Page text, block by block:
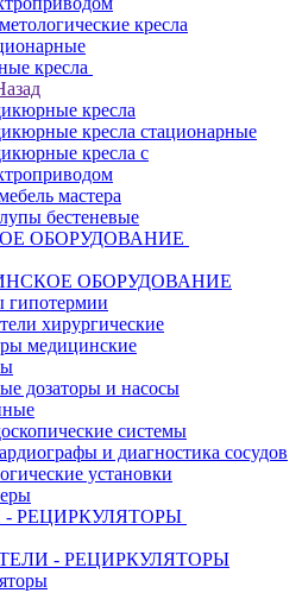
кресла
кресла
кресла
кресла стационарные
кресла с
мастера
бестеневые
ОБОРУДОВАНИЕ
ОБОРУДОВАНИЕ
гипотермии
хирургические
медицинские
дозаторы и насосы
системы
и диагностика сосудов
установки
РЕЦИРКУЛЯТОРЫ
- РЕЦИРКУЛЯТОРЫ